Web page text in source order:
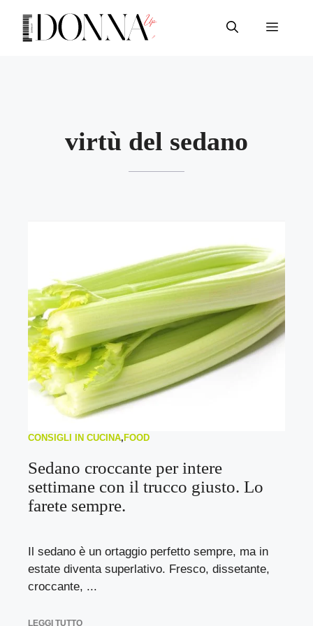
contenuto
Menu
virtù del sedano
CONSIGLI IN CUCINA, FOOD
Sedano croccante per intere
settimane con il trucco giusto. Lo
farete sempre.
Il sedano è un ortaggio perfetto sempre, ma in
estate diventa superlativo. Fresco, dissetante,
croccante, ...
LEGGI TUTTO